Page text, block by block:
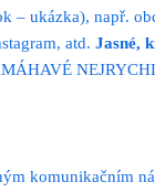
– ukázka), např.
atd. Jasné,
komunikačním